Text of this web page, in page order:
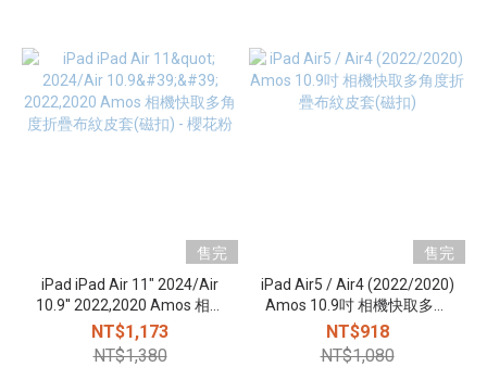
售完
iPad iPad Air 11" 2024/Air
10.9'' 2022,2020 Amos 相機
快取多角度折疊布紋皮套(磁
扣) - 櫻花粉
NT$1,173
NT$1,380
售完
iPad Air5 / Air4 (2022/2020)
Amos 10.9吋 相機快取多角
度折疊布紋皮套(磁扣)
NT$918
NT$1,080